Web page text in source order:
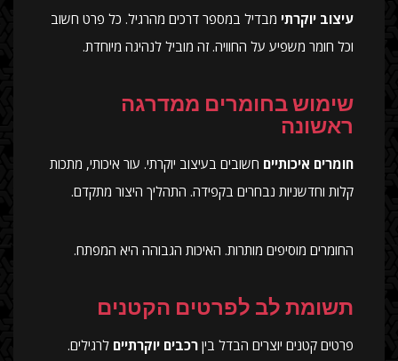
עיצוב יוקרתי מבדיל במספר דרכים מהרגיל. כל פרט חשוב
וכל חומר משפיע על החוויה. זה מוביל לנהיגה מיוחדת.
שימוש בחומרים ממדרגה
ראשונה
חומרים איכותיים חשובים בעיצוב יוקרתי. עור איכותי, מתכות
קלות וחדשניות נבחרים בקפידה. התהליך היצור מתקדם.
החומרים מוסיפים מותרות. האיכות הגבוהה היא המפתח.
תשומת לב לפרטים הקטנים
פרטים קטנים יוצרים הבדל בין רכבים יוקרתיים לרגילים.